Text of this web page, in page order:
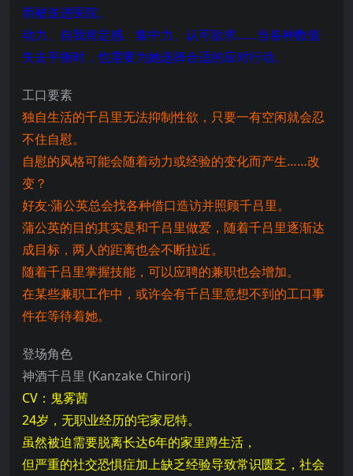
而被送进医院。
动力、自我肯定感、集中力、认可欲求……当各种数值
失去平衡时，也需要为她选择合适的应对行动。
工口要素
独自生活的千吕里无法抑制性欲，只要一有空闲就会忍
不住自慰。
自慰的风格可能会随着动力或经验的变化而产生……改
变？
好友·蒲公英总会找各种借口造访并照顾千吕里。
蒲公英的目的其实是和千吕里做爱，随着千吕里逐渐达
成目标，两人的距离也会不断拉近。
随着千吕里掌握技能，可以应聘的兼职也会增加。
在某些兼职工作中，或许会有千吕里意想不到的工口事
件在等待着她。
登场角色
神酒千吕里 (Kanzake Chirori)
CV：鬼雾茜
24岁，无职业经历的宅家尼特。
虽然被迫需要脱离长达6年的家里蹲生活，
但严重的社交恐惧症加上缺乏经验导致常识匮乏，社会